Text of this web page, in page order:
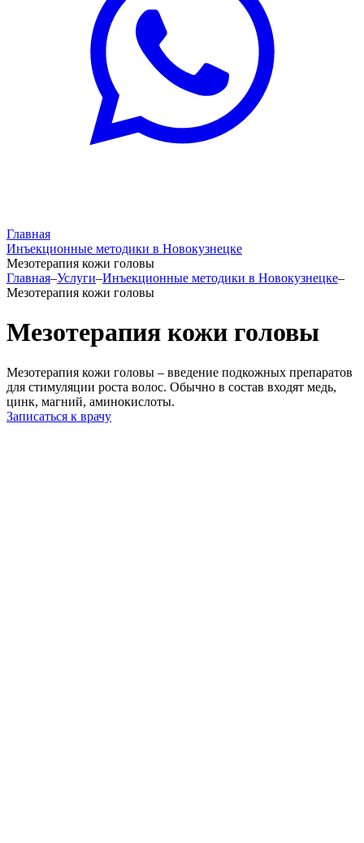
Главная
Инъекционные методики в Новокузнецке
Мезотерапия кожи головы
Главная–Услуги–Инъекционные методики в Новокузнецке–
Мезотерапия кожи головы
Мезотерапия кожи головы
Мезотерапия кожи головы – введение подкожных препаратов
для стимуляции роста волос. Обычно в состав входят медь,
цинк, магний, аминокислоты.
Записаться к врачу